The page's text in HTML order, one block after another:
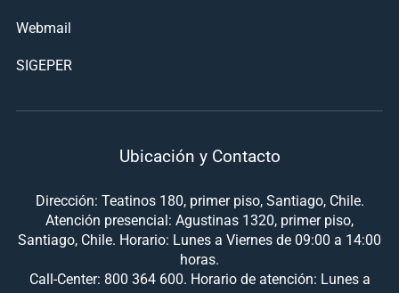
Webmail
SIGEPER
Ubicación y Contacto
Dirección: Teatinos 180, primer piso, Santiago, Chile.
Atención presencial: Agustinas 1320, primer piso,
Santiago, Chile. Horario: Lunes a Viernes de 09:00 a 14:00
horas.
Call-Center: 800 364 600. Horario de atención: Lunes a